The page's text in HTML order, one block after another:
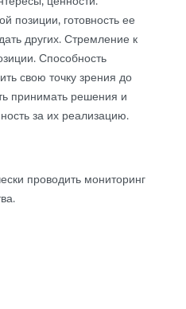
позиции, готовность ее
других. Стремление к
Способность
свою точку зрения до
принимать решения и
за их реализацию.
проводить мониторинг